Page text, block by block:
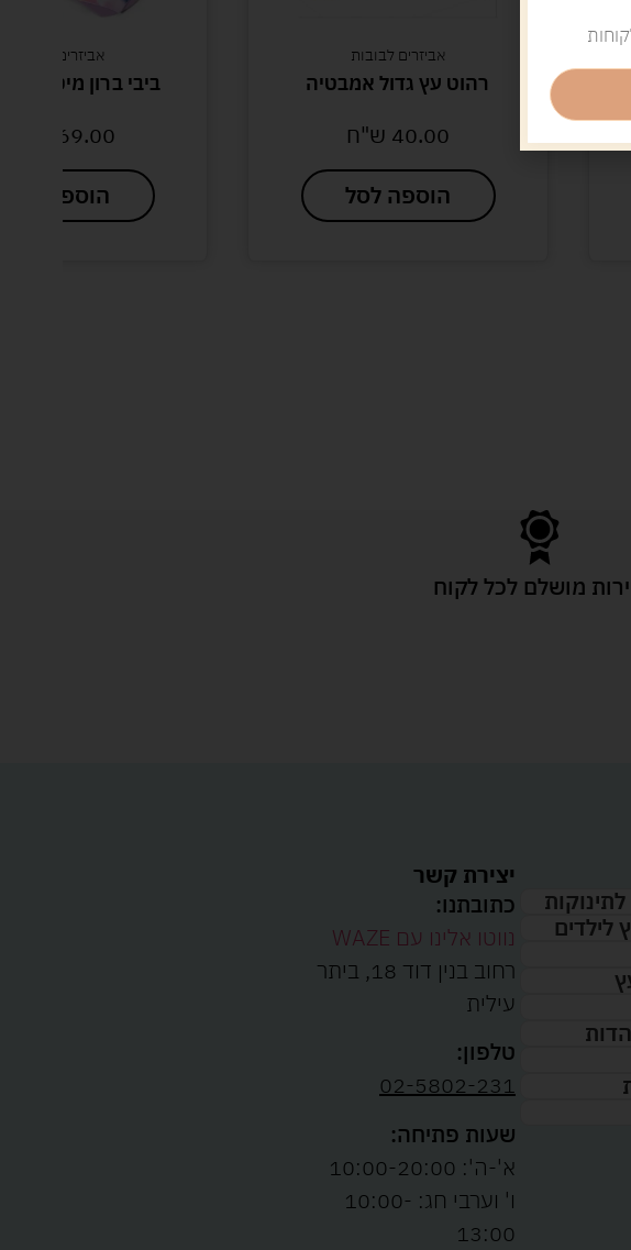
אביזרים לבובות
רהוט עץ גדול אמבטיה
40.00 ש"ח
הוספה לסל
אביזרים לבובות
ביבי ברון מיטת קשת
169.00 ש"ח
הוספה לסל
מושלם לכל לקוח
לילדים
יצירת קשר
כתובתנו:
נווטו אלינו עם WAZE
רחוב בנין דוד 18, ביתר
עילית
טלפון:
02-5802-231
שעות פתיחה:
א'-ה': 10:00-20:00
ו' וערבי חג: 10:00-
13:00